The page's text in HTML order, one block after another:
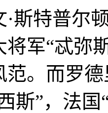
·斯特普尔
将军“忒弥
范。而罗
斯”，法